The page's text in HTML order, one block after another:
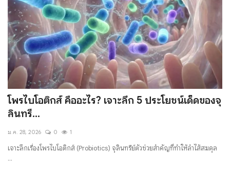
โพรไบโอติกส์ คืออะไร? เจาะลึก 5 ประโยชน์เด็ดของจุ
ลินทรี...
ม.ค. 28, 2026 0 1
เจาะลึกเรื่องโพรไบโอติกส์ (Probiotics) จุลินทรีย์ตัวช่วยสำคัญที่ทำให้ลำไส้สมดุล
...